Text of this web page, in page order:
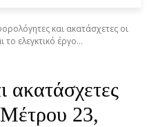
και ακατάσχετες οι
ελεγκτικό έργο...
ακατάσχετες
Μέτρου 23,